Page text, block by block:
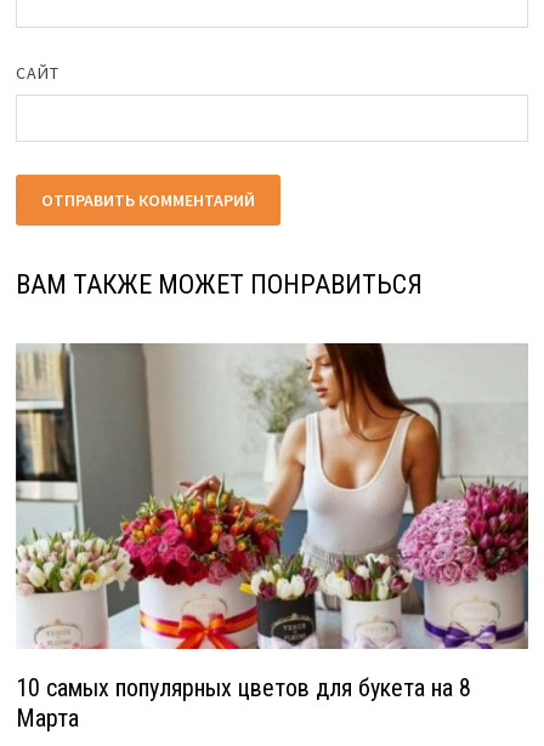
САЙТ
ВАМ ТАКЖЕ МОЖЕТ ПОНРАВИТЬСЯ
10 самых популярных цветов для букета на 8
Марта